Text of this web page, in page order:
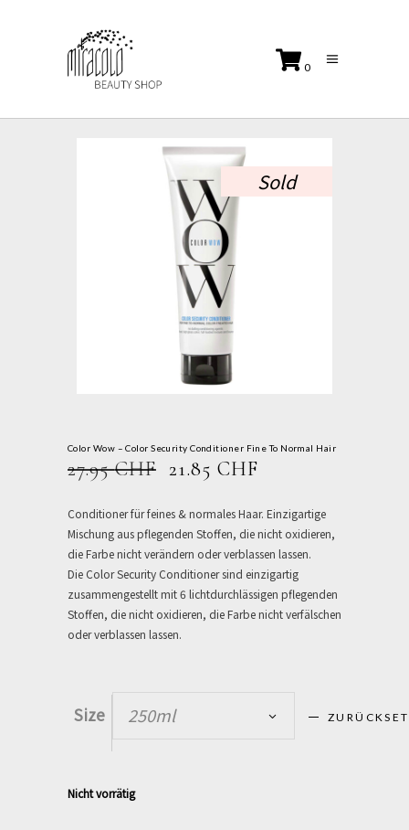
0
Sold
Color Wow – Color Security Conditioner Fine To Normal Hair
27.95CHF URSPRÜNGLICHER
PREIS
WAR:
27.95 CHF
21.85 CHFAKTUELLER
IST:
21.85 CHF.
Conditioner für feines & normales Haar. Einzigartige
Mischung aus pflegenden Stoffen, die nicht oxidieren,
die Farbe nicht verändern oder verblassen lassen.
Die Color Security Conditioner sind einzigartig
zusammengestellt mit 6 lichtdurchlässigen pflegenden
Stoffen, die nicht oxidieren, die Farbe nicht verfälschen
oder verblassen lassen.
Size 250ml
Nicht vorrätig